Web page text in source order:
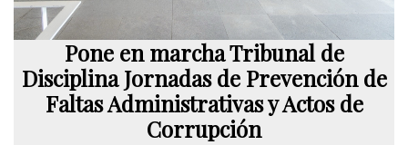
Pone en marcha Tribunal de
Disciplina Jornadas de Prevención de
Faltas Administrativas y Actos de
Corrupción